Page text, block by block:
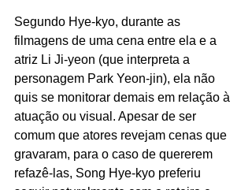
Segundo Hye-kyo, durante as
filmagens de uma cena entre ela e a
atriz Li Ji-yeon (que interpreta a
personagem Park Yeon-jin), ela não
quis se monitorar demais em relação à
atuação ou visual. Apesar de ser
comum que atores revejam cenas que
gravaram, para o caso de quererem
refazê-las, Song Hye-kyo preferiu